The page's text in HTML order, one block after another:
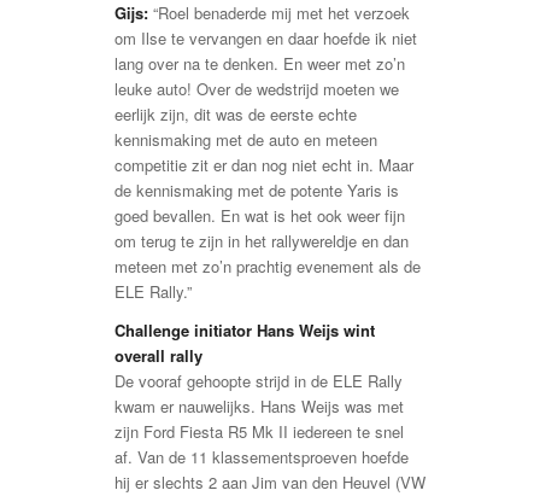
Gijs: “Roel benaderde mij met het verzoek
om Ilse te vervangen en daar hoefde ik niet
lang over na te denken. En weer met zo’n
leuke auto! Over de wedstrijd moeten we
eerlijk zijn, dit was de eerste echte
kennismaking met de auto en meteen
competitie zit er dan nog niet echt in. Maar
de kennismaking met de potente Yaris is
goed bevallen. En wat is het ook weer fijn
om terug te zijn in het rallywereldje en dan
meteen met zo’n prachtig evenement als de
ELE Rally.”
Challenge initiator Hans Weijs wint
overall rally
De vooraf gehoopte strijd in de ELE Rally
kwam er nauwelijks. Hans Weijs was met
zijn Ford Fiesta R5 Mk II iedereen te snel
af. Van de 11 klassementsproeven hoefde
hij er slechts 2 aan Jim van den Heuvel (VW